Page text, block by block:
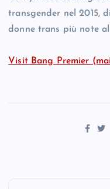
transgender nel 2015,
donne trans più note
Visit Bang Premier